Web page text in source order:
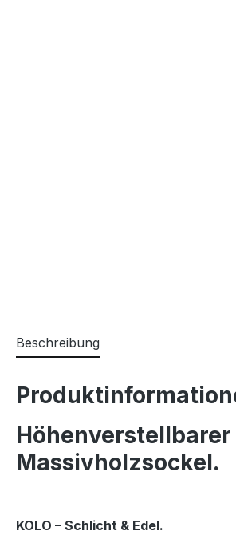
Beschreibung
Höhenverstellbarer
Massivholzsockel.
KOLO – Schlicht & Edel.